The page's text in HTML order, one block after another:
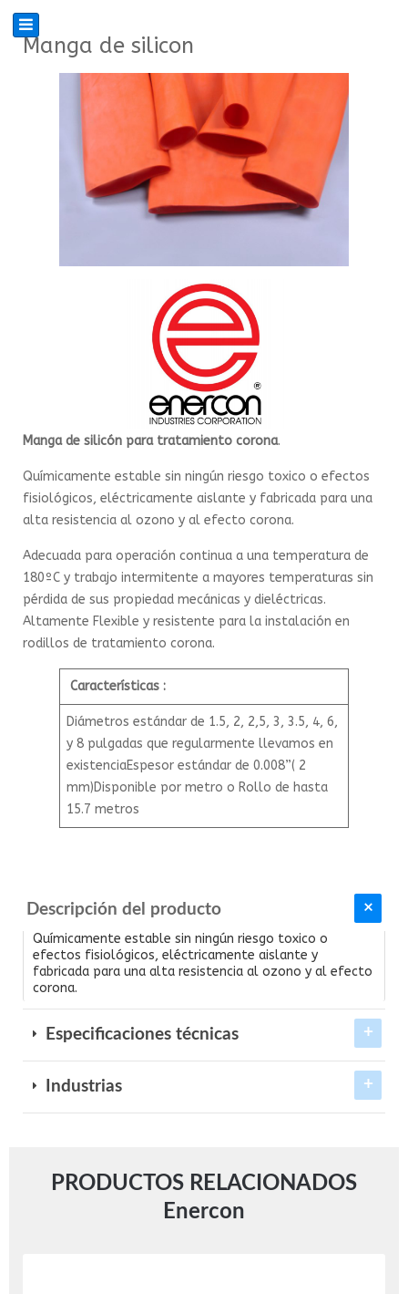
Manga de silicon
Manga de silicón para tratamiento corona.
Químicamente estable sin ningún riesgo toxico o efectos
fisiológicos, eléctricamente aislante y fabricada para una
alta resistencia al ozono y al efecto corona.
Adecuada para operación continua a una temperatura de
180ºC y trabajo intermitente a mayores temperaturas sin
pérdida de sus propiedad mecánicas y dieléctricas.
Altamente Flexible y resistente para la instalación en
rodillos de tratamiento corona.
Características :
Diámetros estándar de 1.5, 2, 2,5, 3, 3.5, 4, 6,
y 8 pulgadas que regularmente llevamos en
existenciaEspesor estándar de 0.008”( 2
mm)Disponible por metro o Rollo de hasta
15.7 metros
Descripción del producto
Químicamente estable sin ningún riesgo toxico o
efectos fisiológicos, eléctricamente aislante y
fabricada para una alta resistencia al ozono y al efecto
corona.
Especificaciones técnicas
Industrias
PRODUCTOS RELACIONADOS
Enercon